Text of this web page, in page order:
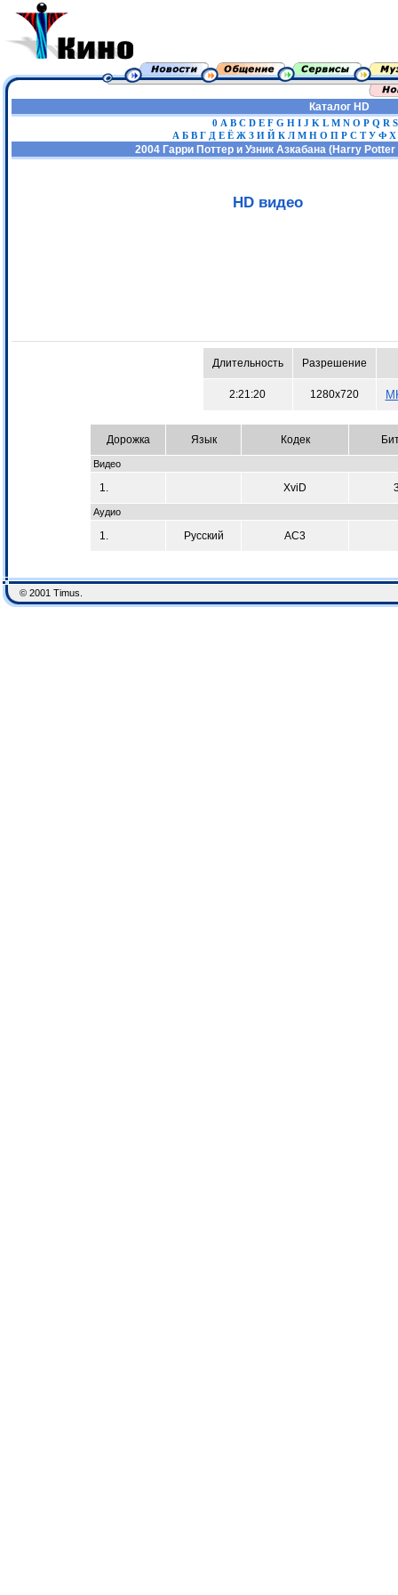
Каталог HD
0 A B C D E F G H I J K L M N O P Q R S
А Б В Г Д Е Ё Ж З И Й К Л М Н О П Р С Т У Ф Х
2004 Гарри Поттер и Узник Азкабана (Harry
HD видео
Длительность Разрешение
2:21:20 1280x720
Дорожка Язык Кодек
Видео
1. XviD
Аудио
1. Русский AC3
© 2001 Timus.